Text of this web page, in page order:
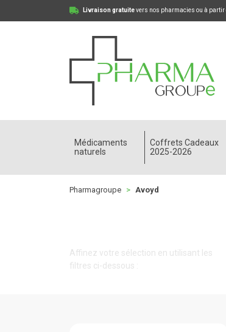
Livraison gratuitevers nos pharmacies ou à partir
Pharmagroupe Votre pharmacie en
Médicaments
naturels
Coffrets Cadeaux
2025-2026
Pharmagroupe Avoyd
Affinez votre sélection en utilisant les
filtres ci-dessous :